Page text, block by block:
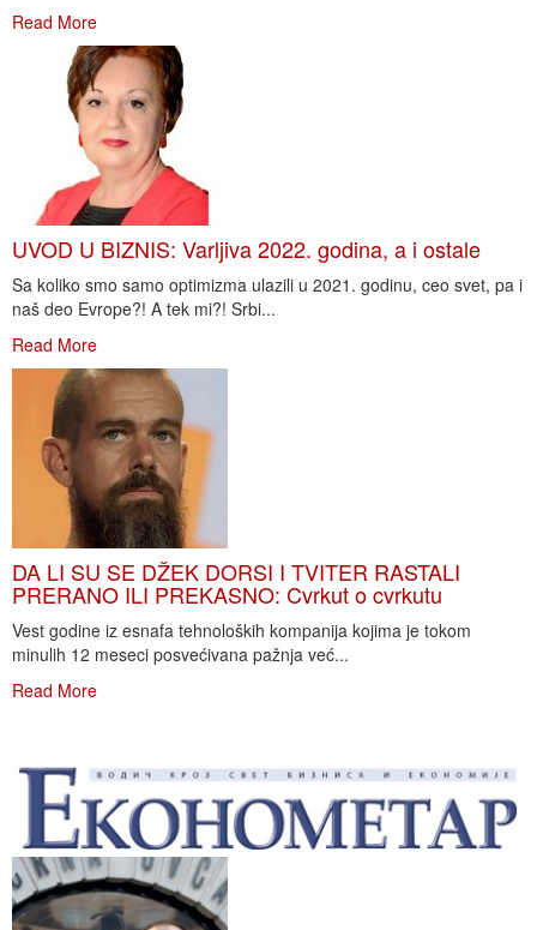
Read More
UVOD U BIZNIS: Varljiva 2022. godina, a i ostale
Sa koliko smo samo optimizma ulazili u 2021. godinu, ceo svet, pa i
naš deo Evrope?! A tek mi?! Srbi...
Read More
DA LI SU SE DŽEK DORSI I TVITER RASTALI
PRERANO ILI PREKASNO: Cvrkut o cvrkutu
Vest godine iz esnafa tehnoloških kompanija kojima je tokom
minulih 12 meseci posvećivana pažnja već...
Read More